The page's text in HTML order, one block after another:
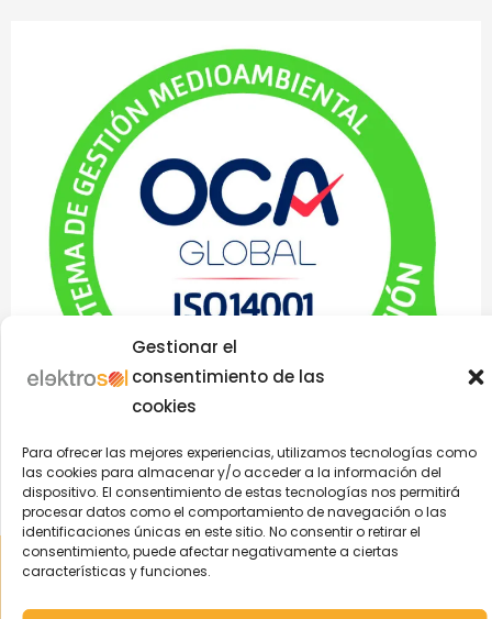
Gestionar el
consentimiento de las
cookies
Para ofrecer las mejores experiencias, utilizamos tecnologías como
las cookies para almacenar y/o acceder a la información del
dispositivo. El consentimiento de estas tecnologías nos permitirá
procesar datos como el comportamiento de navegación o las
identificaciones únicas en este sitio. No consentir o retirar el
consentimiento, puede afectar negativamente a ciertas
características y funciones.
Aviso Legal|Política de Privacidad|Política Cookies
Integrada| © 2004-2022 Elektrosol | ️Todos los derechos
reservados